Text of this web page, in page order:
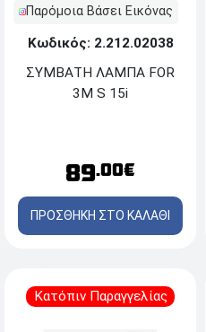
Παρόμοια Βάσει Εικόνας
Κωδικός: 2.212.02038
ΣΥΜΒΑΤΗ ΛΑΜΠΑ FOR
3M S 15i
89.00€
ΠΡΟΣΘΗΚΗ ΣΤΟ ΚΑΛΑΘΙ
Κατόπιν Παραγγελίας